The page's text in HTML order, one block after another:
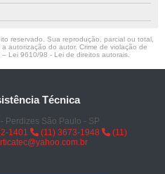
reservado. Sua reprodução, parcial ou total,
autorização do autor. Crime de violação de
– Lei 9610/98 - Lei de direitos autorais
Técnica
Perdizes São Paulo - SP
1401 (11) 3673-1948
(11)